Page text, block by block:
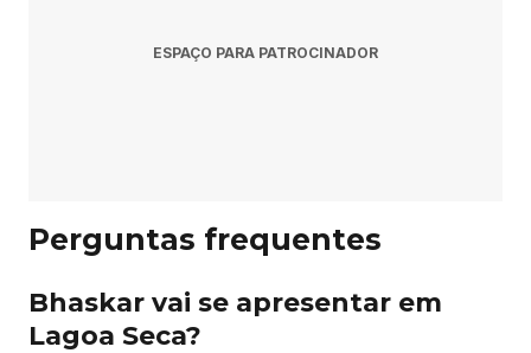
Pergunta: Onde comprar ingressos?
Departamento + Jessica Brankka + Sarah Stenzel +
Afterclap + Jopin
ESPAÇO PARA PATROCINADOR
Perguntas frequentes
Bhaskar vai se apresentar em
Lagoa Seca?